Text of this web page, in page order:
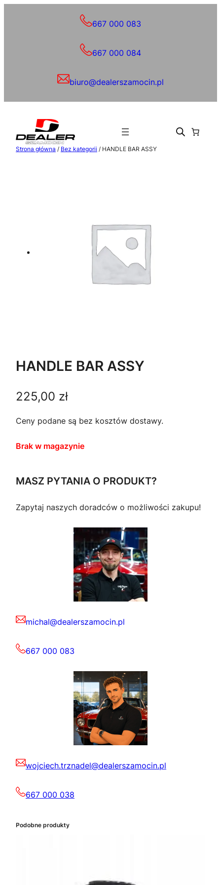
667 000 083
667 000 084
biuro@dealerszamocin.pl
Strona główna / Bez kategorii / HANDLE BAR ASSY
HANDLE BAR ASSY
225,00 zł
Ceny podane są bez kosztów dostawy.
Brak w magazynie
MASZ PYTANIA O PRODUKT?
Zapytaj naszych doradców o możliwości zakupu!
michal@dealerszamocin.pl
667 000 083
wojciech.trznadel@dealerszamocin.pl
667 000 038
Podobne produkty